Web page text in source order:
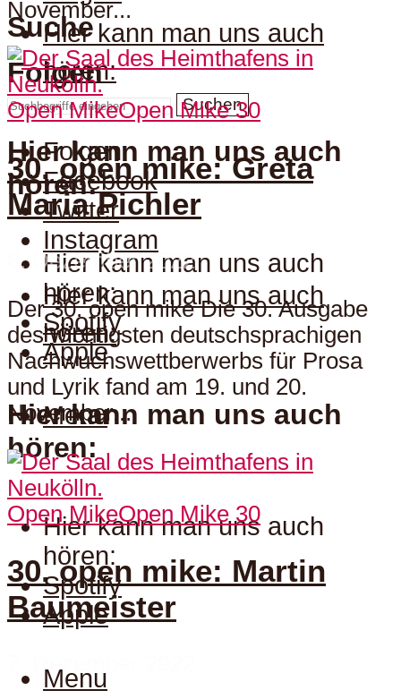
Suche
Suchen
Hier kann man uns auch
hören:
Hier kann man uns auch
hören:
Hier kann man uns auch
hören:
Spotify
Apple
Menu
Folgen
Folgen
Facebook
Twitter
Instagram
Hier kann man uns auch
hören:
Hier kann man uns auch
hören:
Hier kann man uns auch
hören:
Spotify
Apple
Menu
November...
Open MikeOpen Mike 30
30. open mike: Greta
Maria Pichler
8. Dezember 2022
Der 30. open mike Die 30. Ausgabe
des wichtigsten deutschsprachigen
Nachwuchswettberwerbs für Prosa
und Lyrik fand am 19. und 20.
November...
Open MikeOpen Mike 30
30. open mike: Martin
Baumeister
7. Dezember 2022